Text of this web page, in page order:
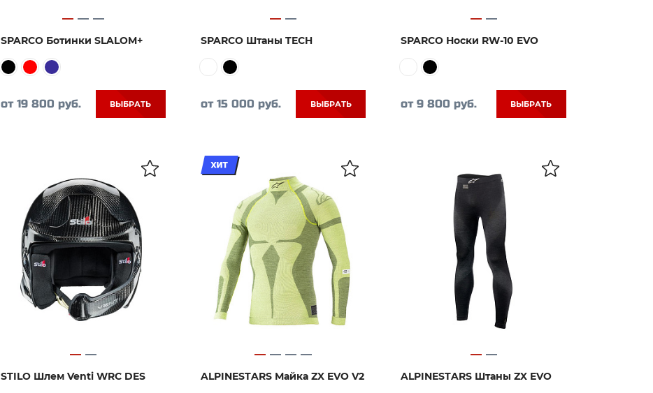
SPARCO Ботинки SLALOM+
от 19 800 руб. ВЫБРАТЬ
SPARCO Штаны TECH
от 15 000 руб. ВЫБРАТЬ
SPARCO Носки RW-10 EVO
от 9 800 руб. ВЫБРАТЬ
STILO Шлем Venti WRC DES ALPINESTARS Майка ZX EVO V2 ALPINESTARS Штаны ZX EVO